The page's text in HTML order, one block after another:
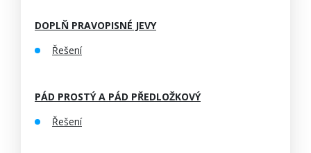
DOPLŇ PRAVOPISNÉ JEVY
Řešení
PÁD PROSTÝ A PÁD PŘEDLOŽKOVÝ
Řešení